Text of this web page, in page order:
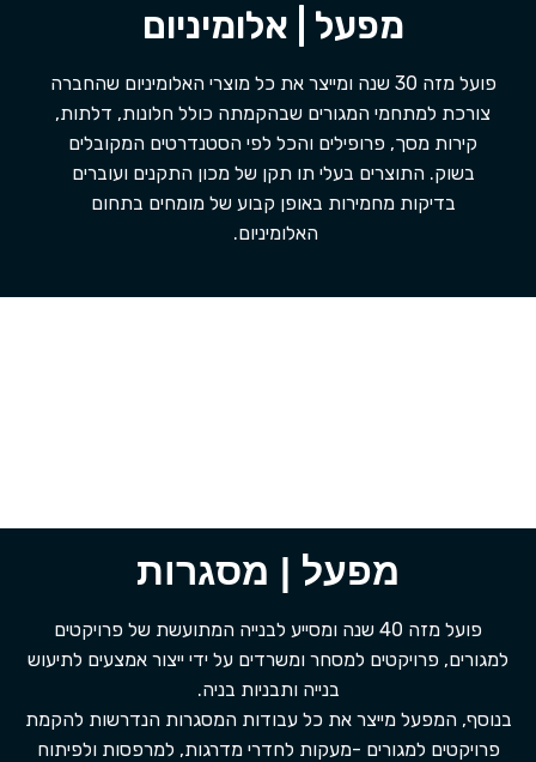
מפעל | אלומיניום
פועל מזה 30 שנה ומייצר את כל מוצרי האלומיניום שהחברה
צורכת למתחמי המגורים שבהקמתה כולל חלונות, דלתות,
קירות מסך, פרופילים והכל לפי הסטנדרטים המקובלים
בשוק. התוצרים בעלי תו תקן של מכון התקנים ועוברים
בדיקות מחמירות באופן קבוע של מומחים בתחום
האלומיניום.
מפעל | מסגרות
פועל מזה 40 שנה ומסייע לבנייה המתועשת של פרויקטים
למגורים, פרויקטים למסחר ומשרדים על ידי ייצור אמצעים לתיעוש
בנייה ותבניות בניה.
בנוסף, המפעל מייצר את כל עבודות המסגרות הנדרשות להקמת
פרויקטים למגורים -מעקות לחדרי מדרגות, למרפסות ולפיתוח